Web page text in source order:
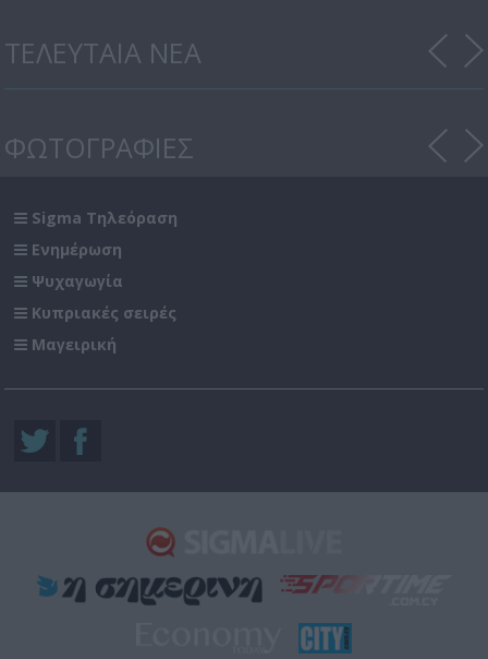
ΤΕΛΕΥΤΑΙΑ ΝΕΑ
ΦΩΤΟΓΡΑΦΙΕΣ
Sigma Τηλεόραση
Ενημέρωση
Ψυχαγωγία
Κυπριακές σειρές
Μαγειρική